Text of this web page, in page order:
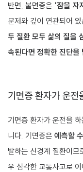
반면, 불면증은 ‘잠을 자
문제와 깊이 연관되어 있
두 질환 모두 삶의 질을
속된다면 정확한 진단을
기면증 환자가 운전
기면증 환자가 운전을
니다. 기면증은 예측할
발하는 신경계 질환이
우 심각한 교통사고로